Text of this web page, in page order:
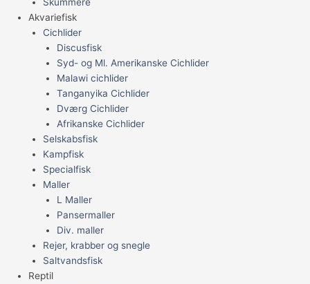
Akvariefisk
Cichlider
Discusfisk
Syd- og Ml. Amerikanske Cichlider
Malawi cichlider
Tanganyika Cichlider
Dværg Cichlider
Afrikanske Cichlider
Selskabsfisk
Kampfisk
Specialfisk
Maller
L Maller
Pansermaller
Div. maller
Rejer, krabber og snegle
Saltvandsfisk
Reptil